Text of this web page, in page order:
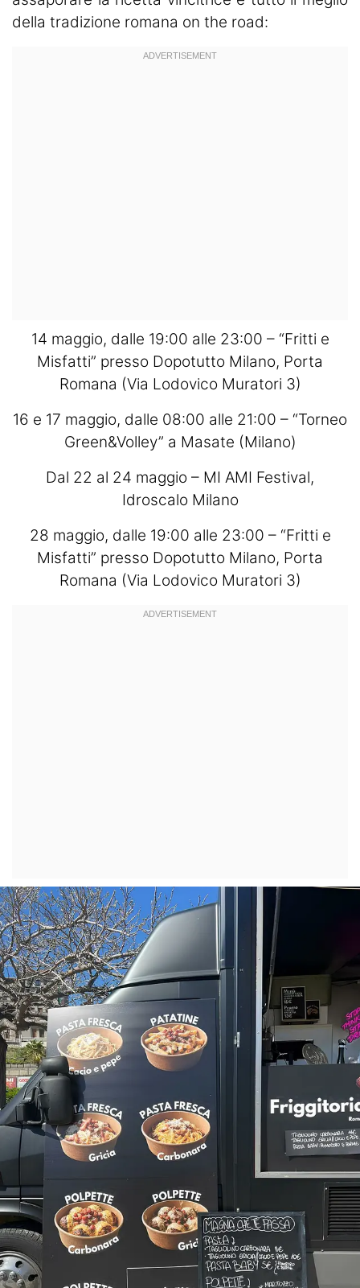
della tradizione romana on the road:
14 maggio, dalle 19:00 alle 23:00 – “Fritti e
Misfatti” presso Dopotutto Milano, Porta
Romana (Via Lodovico Muratori 3)
16 e 17 maggio, dalle 08:00 alle 21:00 – “Torneo
Green&Volley” a Masate (Milano)
Dal 22 al 24 maggio – MI AMI Festival,
Idroscalo Milano
28 maggio, dalle 19:00 alle 23:00 – “Fritti e
Misfatti” presso Dopotutto Milano, Porta
Romana (Via Lodovico Muratori 3)